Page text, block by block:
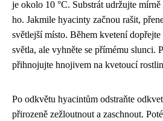
je okolo 10 °C. Substrát udržujte
ho. Jakmile hyacinty začnou rašit,
světlejší místo. Během kvetení
světla, ale vyhněte se přímému slunci.
přihnojujte hnojivem na kvetoucí
Po odkvětu hyacintům odstraňte
přirozeně zežloutnout a zaschnout. Poté